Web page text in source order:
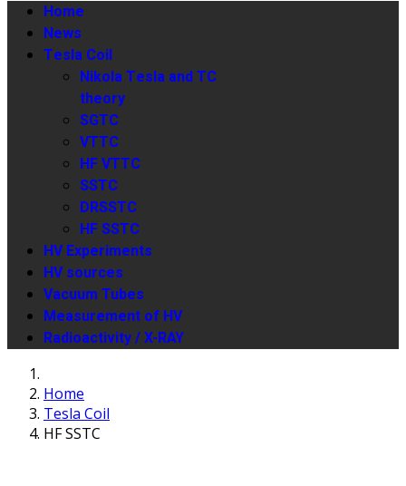
Home
News
Tesla Coil
Nikola Tesla and TC
theory
SGTC
VTTC
HF VTTC
SSTC
DRSSTC
HF SSTC
HV Experiments
HV sources
Vacuum Tubes
Measurement of HV
Radioactivity / X-RAY
Home
Tesla Coil
HF SSTC